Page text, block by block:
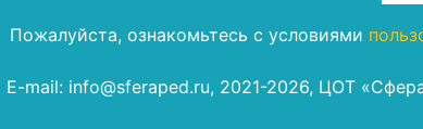
Пожалуйста, ознакомьтесь с условиями
E-mail: info@sferaped.ru, 2021-2026, ЦОТ